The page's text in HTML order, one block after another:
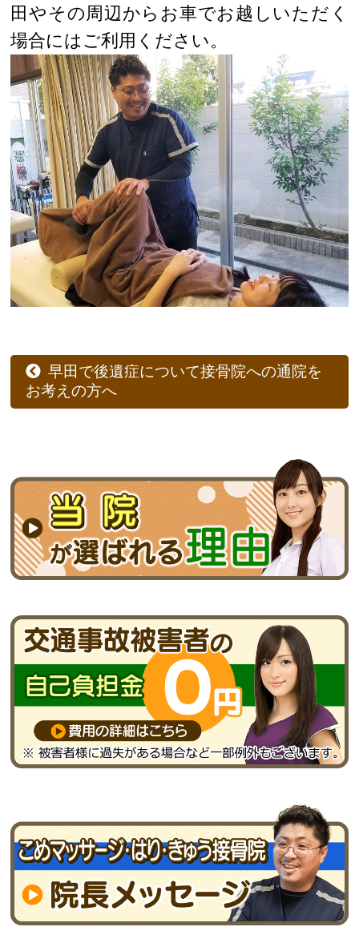
田やその周辺からお車でお越しいただく
場合にはご利用ください。
早田で後遺症について接骨院への通院を
お考えの方へ